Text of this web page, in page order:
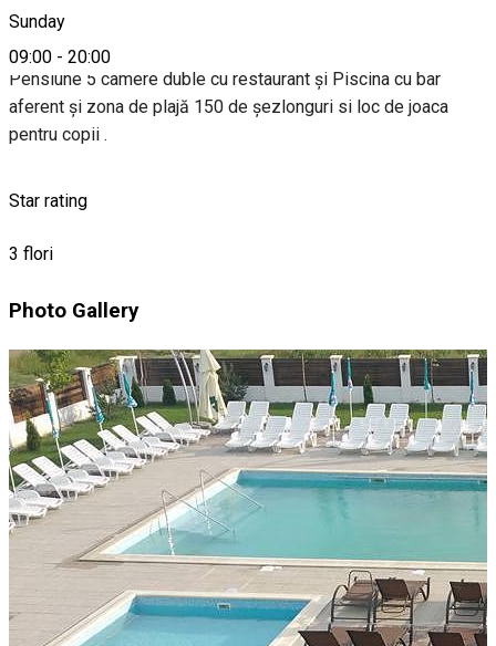
Sunday
09:00 - 20:00
About
Pensiune 5 camere duble cu restaurant și Piscina cu bar
aferent și zona de plajă 150 de șezlonguri si loc de joaca
pentru copii .
Star rating
3 flori
Photo Gallery